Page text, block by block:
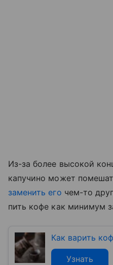
Из-за более высокой
капучино может
заменить его чем-то
пить кофе как минимум
Как варить
Узнать